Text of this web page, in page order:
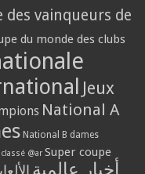
des vainqueurs de
du monde des clubs
Jeux
National A
National B dames
@ar Super coupe
أخبار عالمية